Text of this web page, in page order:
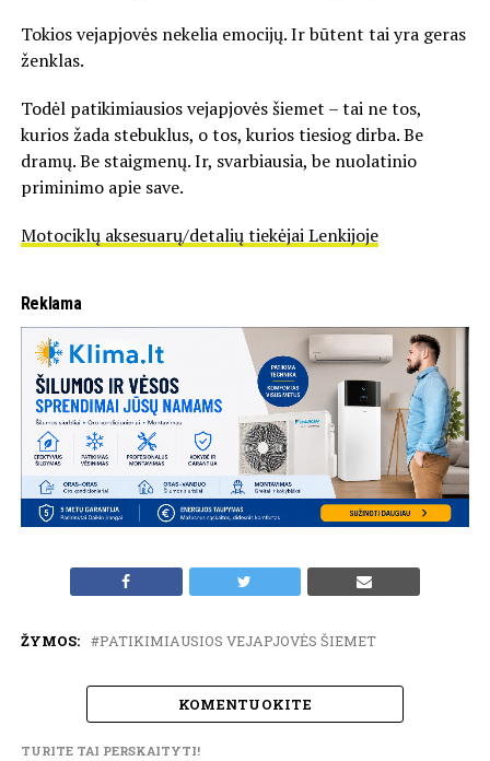
Tokios vejapjovės nekelia emocijų. Ir būtent tai yra geras
ženklas.
Todėl patikimiausios vejapjovės šiemet – tai ne tos,
kurios žada stebuklus, o tos, kurios tiesiog dirba. Be
dramų. Be staigmenų. Ir, svarbiausia, be nuolatinio
priminimo apie save.
Motociklų aksesuarų/detalių tiekėjai Lenkijoje
Reklama
ŽYMOS: PATIKIMIAUSIOS VEJAPJOVĖS ŠIEMET
KOMENTUOKITE
TURITE TAI PERSKAITYTI!